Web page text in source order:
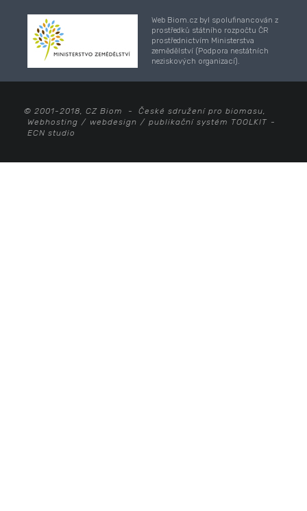
Web Biom.cz byl spolufinancován z
prostředků státního rozpočtu ČR
prostřednictvím Ministerstva
zemědělství (Podpora nestátních
neziskových organizací).
© 2001-2018, CZ Biom - České sdružení pro biomasu,
Webhosting / webdesign / publikační systém TOOLKIT -
ECN studio